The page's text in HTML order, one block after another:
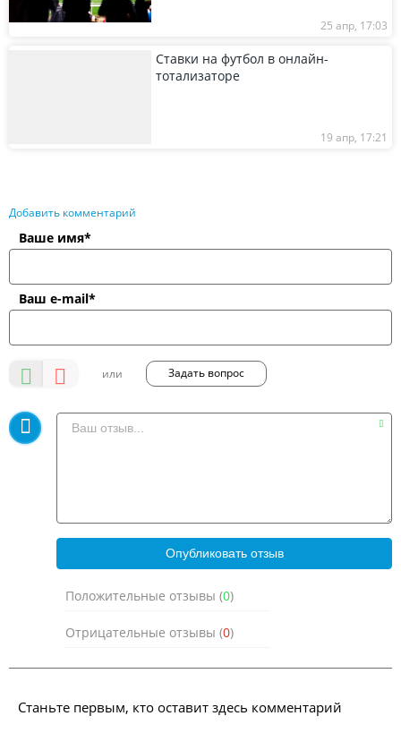
25 апр, 17:03
Ставки на футбол в онлайн-
тотализаторе
19 апр, 17:21
Добавить комментарий
Ваше имя*
Ваш e-mail*
Задать вопрос
Положительные отзывы (0)
Отрицательные отзывы (0)
Станьте первым, кто оставит здесь комментарий